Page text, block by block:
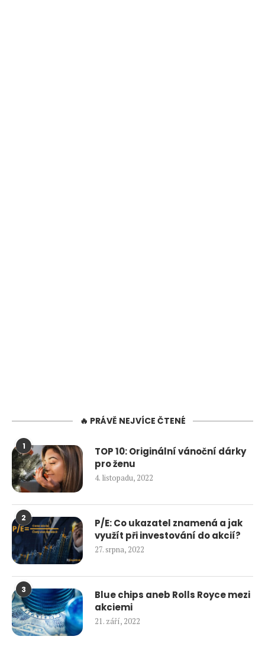
🔥 PRÁVĚ NEJVÍCE ČTENÉ
1
TOP 10: Originální vánoční dárky
pro ženu
4. listopadu, 2022
2
P/E: Co ukazatel znamená a jak
využít při investování do akcií?
27. srpna, 2022
3
Blue chips aneb Rolls Royce mezi
akciemi
21. září, 2022